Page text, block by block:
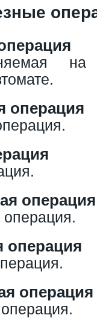
на
операция
операция
операция.
операция
операция